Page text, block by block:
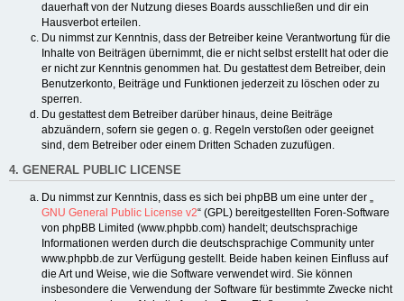
dauerhaft von der Nutzung dieses Boards ausschließen und dir ein
Hausverbot erteilen.
Du nimmst zur Kenntnis, dass der Betreiber keine Verantwortung für die
Inhalte von Beiträgen übernimmt, die er nicht selbst erstellt hat oder die
er nicht zur Kenntnis genommen hat. Du gestattest dem Betreiber, dein
Benutzerkonto, Beiträge und Funktionen jederzeit zu löschen oder zu
sperren.
Du gestattest dem Betreiber darüber hinaus, deine Beiträge
abzuändern, sofern sie gegen o. g. Regeln verstoßen oder geeignet
sind, dem Betreiber oder einem Dritten Schaden zuzufügen.
4. GENERAL PUBLIC LICENSE
Du nimmst zur Kenntnis, dass es sich bei phpBB um eine unter der „
GNU General Public License v2“ (GPL) bereitgestellten Foren-Software
von phpBB Limited (www.phpbb.com) handelt; deutschsprachige
Informationen werden durch die deutschsprachige Community unter
www.phpbb.de zur Verfügung gestellt. Beide haben keinen Einfluss auf
die Art und Weise, wie die Software verwendet wird. Sie können
insbesondere die Verwendung der Software für bestimmte Zwecke nicht